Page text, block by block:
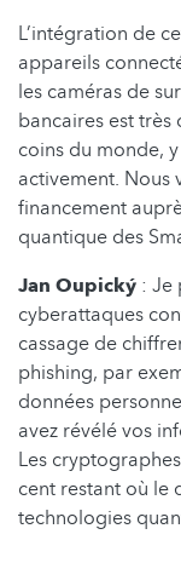
L’intégration de
appareils
les caméras de
bancaires est très
coins du monde,
activement. Nous
financement
quantique des
Jan Oupický : Je
cyberattaques
cassage de
phishing, par
données
avez révélé vos
Les
cent restant où le
technologies